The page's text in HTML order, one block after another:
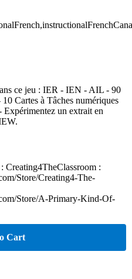
ce jeu : IER - IEN - AIL - 90
Cartes à Tâches numériques
Expérimentez un extrait en
Creating4TheClassroom :
Store/Creating4-The-
Store/A-Primary-Kind-Of-
Cart